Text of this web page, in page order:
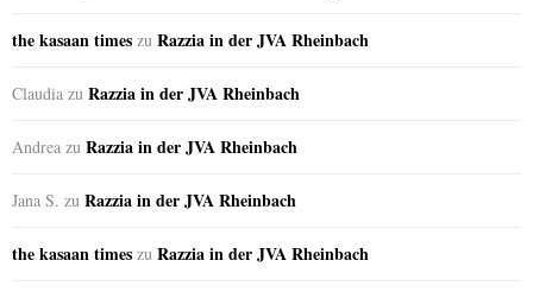
the kasaan times zu Razzia in der JVA Rheinbach
Claudia zu Razzia in der JVA Rheinbach
Andrea zu Razzia in der JVA Rheinbach
Jana S. zu Razzia in der JVA Rheinbach
the kasaan times zu Razzia in der JVA Rheinbach